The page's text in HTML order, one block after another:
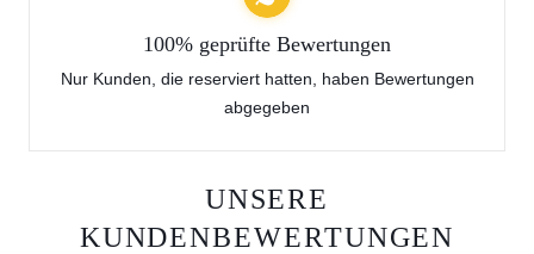
UNSERE
KUNDENBEWERTUNGEN
100% geprüfte Bewertungen
Nur Kunden, die reserviert hatten, haben Bewertungen
abgegeben